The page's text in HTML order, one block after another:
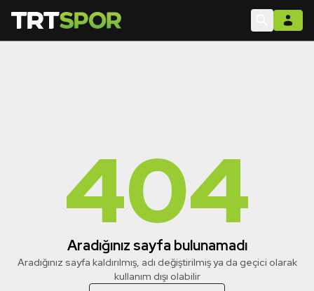
404
Aradığınız sayfa bulunamadı
Aradığınız sayfa kaldırılmış, adı değiştirilmiş ya da geçici olarak
kullanım dışı olabilir